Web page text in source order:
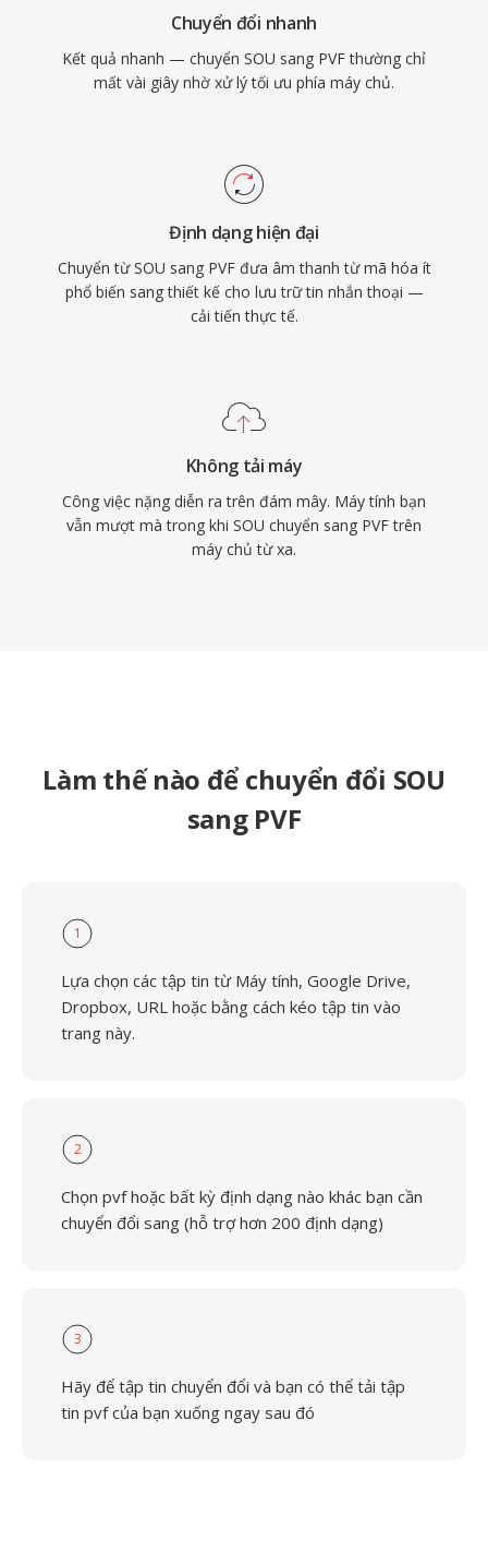
Chuyển đổi nhanh
Kết quả nhanh — chuyển SOU sang PVF thường chỉ
mất vài giây nhờ xử lý tối ưu phía máy chủ.
Định dạng hiện đại
Chuyển từ SOU sang PVF đưa âm thanh từ mã hóa ít
phổ biến sang thiết kế cho lưu trữ tin nhắn thoại —
cải tiến thực tế.
Không tải máy
Công việc nặng diễn ra trên đám mây. Máy tính bạn
vẫn mượt mà trong khi SOU chuyển sang PVF trên
máy chủ từ xa.
Làm thế nào để chuyển đổi SOU
sang PVF
1
Lựa chọn các tập tin từ Máy tính, Google Drive,
Dropbox, URL hoặc bằng cách kéo tập tin vào
trang này.
2
Chọn pvf hoặc bất kỳ định dạng nào khác bạn cần
chuyển đổi sang (hỗ trợ hơn 200 định dạng)
3
Hãy để tập tin chuyển đổi và bạn có thể tải tập
tin pvf của bạn xuống ngay sau đó